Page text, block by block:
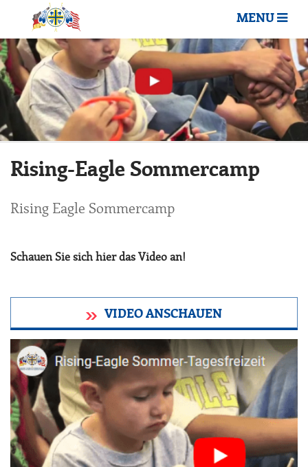
MENU
Rising-Eagle Sommercamp
Rising Eagle Sommercamp
Schauen Sie sich hier das Video an!
VIDEO ANSCHAUEN